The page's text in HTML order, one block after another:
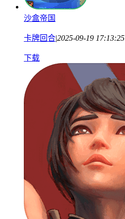
沙盒帝国
卡牌回合|2025-09-19 17:13:25
下载